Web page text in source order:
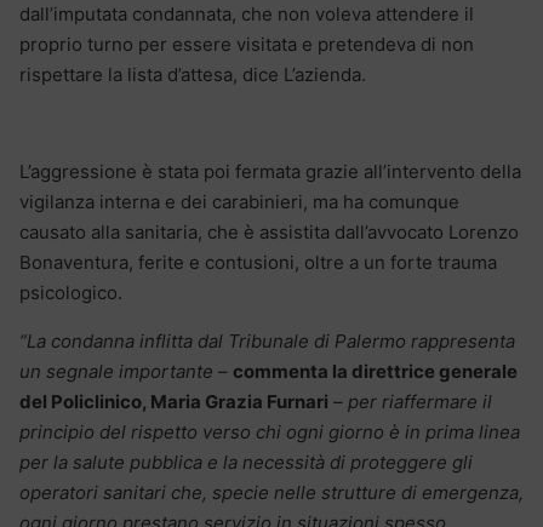
dall’imputata condannata, che non voleva attendere il
proprio turno per essere visitata e pretendeva di non
rispettare la lista d’attesa, dice L’azienda.
L’aggressione è stata poi fermata grazie all’intervento della
vigilanza interna e dei carabinieri, ma ha comunque
causato alla sanitaria, che è assistita dall’avvocato Lorenzo
Bonaventura, ferite e contusioni, oltre a un forte trauma
psicologico.
“La condanna inflitta dal Tribunale di Palermo rappresenta
un segnale importante – commenta la direttrice generale
del Policlinico, Maria Grazia Furnari – per riaffermare il
principio del rispetto verso chi ogni giorno è in prima linea
per la salute pubblica e la necessità di proteggere gli
operatori sanitari che, specie nelle strutture di emergenza,
ogni giorno prestano servizio in situazioni spesso